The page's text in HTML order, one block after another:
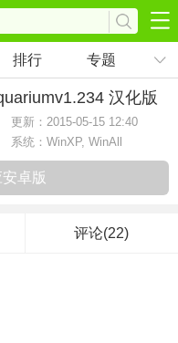
排行 专题
v1.234 汉化版
更新：2015-05-15 12:40
系统：WinXP, WinAll
卓版
评论(22)